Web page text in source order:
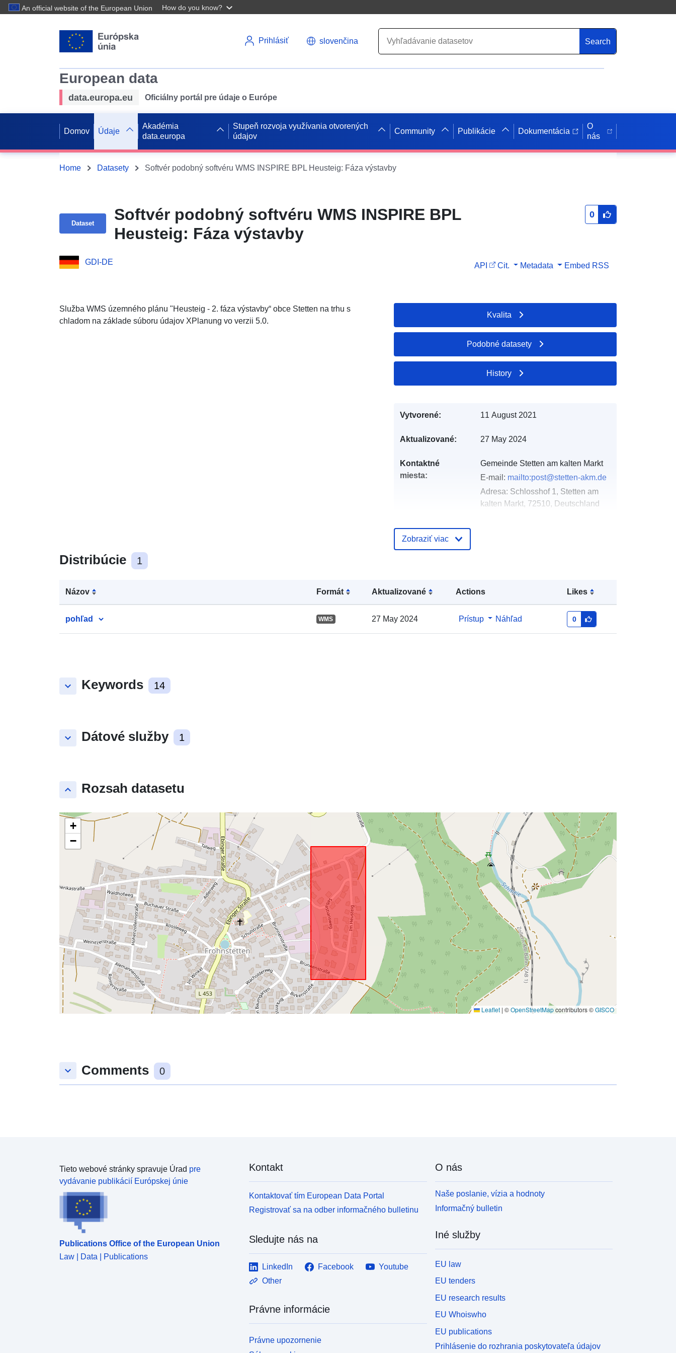
An official website of the European Union How do you know?
Prihlásiť slovenčina Search
European data
data.europa.eu Oficiálny portál pre údaje o Európe
Domov Údaje
Akadémia
data.europa
Stupeň rozvoja využívania otvorených
údajov
Community Publikácie Dokumentácia
O
nás
Home Datasety Softvér podobný softvéru WMS INSPIRE BPL Heusteig: Fáza výstavby
Dataset
Softvér podobný softvéru WMS INSPIRE BPL
Heusteig: Fáza výstavby
0
GDI-DE API Cit. Metadata Embed RSS
Služba WMS územného plánu "Heusteig - 2. fáza výstavby“ obce Stetten na trhu s
chladom na základe súboru údajov XPlanung vo verzii 5.0.
Distribúcie 1
Názov Formát Aktualizované Actions Likes
pohľad WMS 27 May 2024 Prístup Náhľad 0
keyboard_arrow_down Keywords 14
keyboard_arrow_down Dátové služby 1
keyboard_arrow_up Rozsah datasetu
+
−
Leaflet | ©OpenStreetMapcontributors ©GISCO
Kvalita
Podobné datasety
History
Vytvorené: 11 August 2021
Aktualizované: 27 May 2024
Kontaktné
miesta:
Gemeinde Stetten am kalten Markt
E-mail: mailto:post@stetten-akm.de
Adresa: Schlosshof 1, Stetten am
kalten Markt, 72510, Deutschland
26 April 2026
Zemepisné
pokrytie:
Súradnice: [ [ 9.0966765,
48.1469211 ], [ 9.0990193,
da60fa-b3b6-43ec-9f8a-
979514d7b5e5
Zobraziť viac
keyboard_arrow_down Comments 0
Tieto webové stránky spravuje Úrad pre
vydávanie publikácií Európskej únie
Publications Office of the European Union
Law | Data | Publications
Kontakt
Kontaktovať tím European Data Portal
Registrovať sa na odber informačného bulletinu
Sledujte nás na
LinkedIn Facebook
Youtube
Other
Právne informácie
Právne upozornenie
O nás
Naše poslanie, vízia a hodnoty
Informačný bulletin
Iné služby
EU law
EU tenders
EU research results
EU Whoiswho
EU publications
Prihlásenie do rozhrania poskytovateľa údajov